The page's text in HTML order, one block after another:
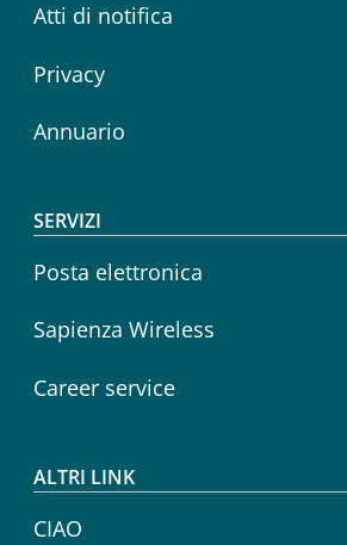
Atti di notifica
Privacy
Annuario
SERVIZI
Posta elettronica
Sapienza Wireless
Career service
ALTRI LINK
CIAO